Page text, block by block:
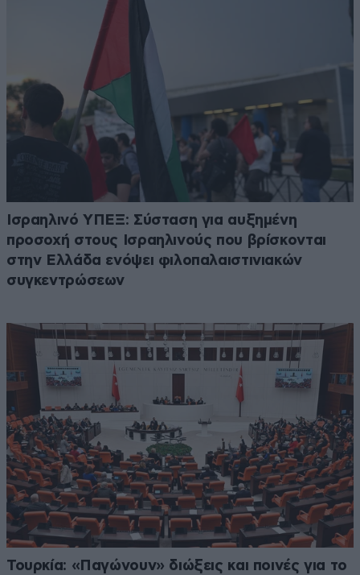
Ισραηλινό ΥΠΕΞ: Σύσταση για αυξημένη
προσοχή στους Ισραηλινούς που βρίσκονται
στην Ελλάδα ενόψει φιλοπαλαιστινιακών
συγκεντρώσεων
Τουρκία: «Παγώνουν» διώξεις και ποινές για το